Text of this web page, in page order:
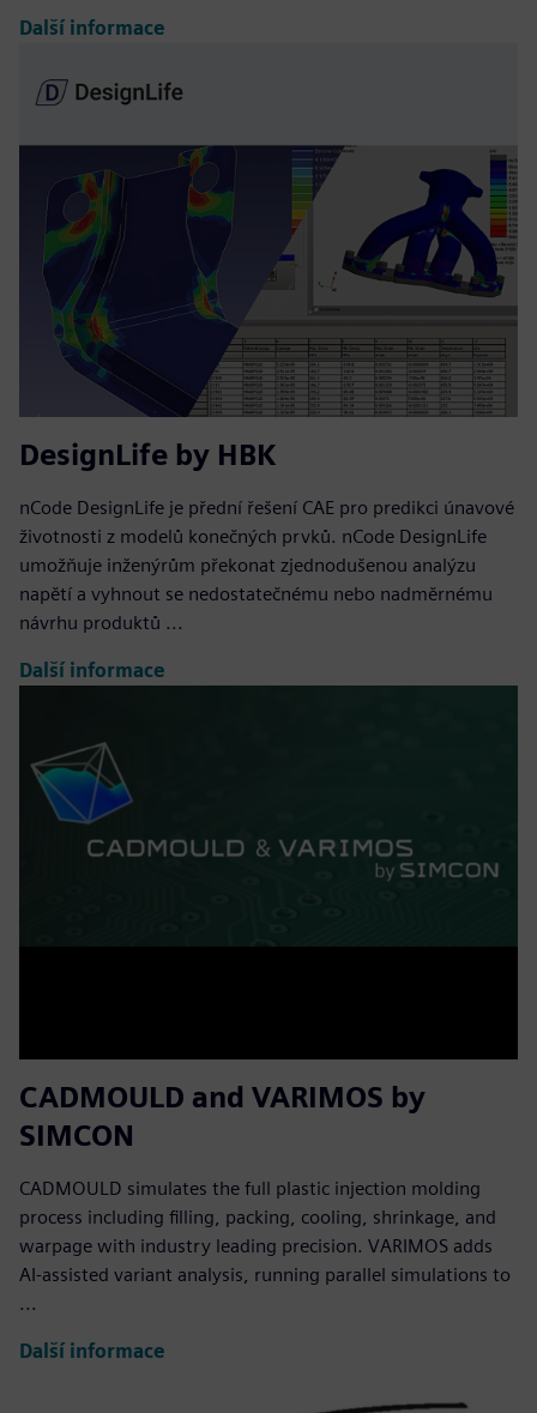
Další informace
DesignLife by HBK
nCode DesignLife je přední řešení CAE pro predikci únavové
životnosti z modelů konečných prvků. nCode DesignLife
umožňuje inženýrům překonat zjednodušenou analýzu
napětí a vyhnout se nedostatečnému nebo nadměrnému
návrhu produktů ...
Další informace
CADMOULD and VARIMOS by
SIMCON
CADMOULD simulates the full plastic injection molding
process including filling, packing, cooling, shrinkage, and
warpage with industry leading precision. VARIMOS adds
AI-assisted variant analysis, running parallel simulations to
...
Další informace